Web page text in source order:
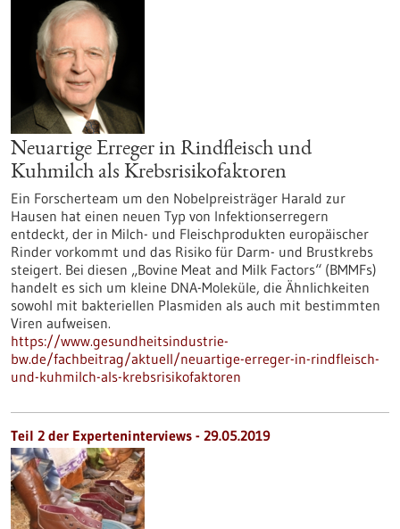
Neuartige Erreger in Rindfleisch und
Kuhmilch als Krebsrisikofaktoren
Ein Forscherteam um den Nobelpreisträger Harald zur
Hausen hat einen neuen Typ von Infektionserregern
entdeckt, der in Milch- und Fleischprodukten europäischer
Rinder vorkommt und das Risiko für Darm- und Brustkrebs
steigert. Bei diesen „Bovine Meat and Milk Factors“ (BMMFs)
handelt es sich um kleine DNA-Moleküle, die Ähnlichkeiten
sowohl mit bakteriellen Plasmiden als auch mit bestimmten
Viren aufweisen.
https://www.gesundheitsindustrie-
bw.de/fachbeitrag/aktuell/neuartige-erreger-in-rindfleisch-
und-kuhmilch-als-krebsrisikofaktoren
Teil 2 der Experteninterviews - 29.05.2019